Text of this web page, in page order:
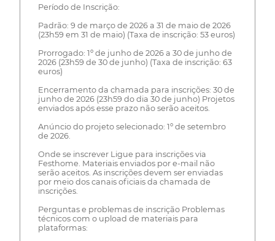
Período de Inscrição:
Padrão: 9 de março de 2026 a 31 de maio de 2026
(23h59 em 31 de maio) (Taxa de inscrição: 53 euros)
Prorrogado: 1º de junho de 2026 a 30 de junho de
2026 (23h59 de 30 de junho) (Taxa de inscrição: 63
euros)
Encerramento da chamada para inscrições: 30 de
junho de 2026 (23h59 do dia 30 de junho) Projetos
enviados após esse prazo não serão aceitos.
Anúncio do projeto selecionado: 1º de setembro
de 2026.
Onde se inscrever Ligue para inscrições via
Festhome. Materiais enviados por e-mail não
serão aceitos. As inscrições devem ser enviadas
por meio dos canais oficiais da chamada de
inscrições.
Perguntas e problemas de inscrição Problemas
técnicos com o upload de materiais para
plataformas: